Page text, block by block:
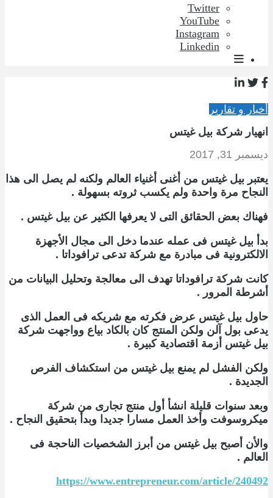
Twitter
YouTube
Instagram
Linkedin
أخبار و تقارير
انهيار شركة بيل غيتس
ديسمبر 31, 2017
يعتبر بيل غيتس من أغنى أغنياء العالم ولكنه لم يصل الى هذا
النجاح مرة واحدة ولم يكسب ثروته بسهولة .
فهناك بعض الحقائق التى لا يعرفها الكثير عن بيل غيتس .
بدأ بيل غيتس فى عمله عندما دخل الى مجال الأجهزة
الالكترونية فى مبادرة مع شركة تدعى ترافوداتا .
كانت شركة ترافوداتا تهدف الى معالجة وتحليل البيانات من
أشرطة المرور .
حاول بيل غيتس عرض فكرته مع شريكه فى العمل الذى
يدعى بول آلن ولكن المنتج كان بالكاد بياع وواجهت شركة
بيل غيتس أزمة اقتصادية كبيرة .
ولكن الفشل لم يمنع بيل غيتس من استكشاف الفرص
الجديدة .
وبعد سنوات قليلة انشأ أول منتج تجارى من شركة
ميكروسوفت وأخذ العمل مسارا جديدا وبدأ بتحقيق النجاح .
والأن أصبح بيل غيتس من أبرز الشخصيات الناحجة فى
العالم .
https://www.entrepreneur.com/article/240492